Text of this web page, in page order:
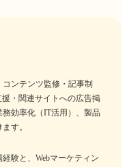
ンテンツ監修・記事制
・関連サイトへの広告掲
効率化（IT活用）、製品
す。
験と、Webマーケティン